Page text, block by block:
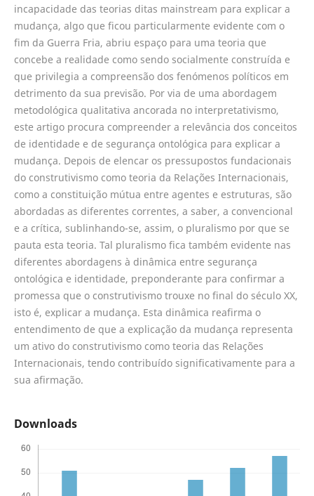
incapacidade das teorias ditas mainstream para explicar a
mudança, algo que ficou particularmente evidente com o
fim da Guerra Fria, abriu espaço para uma teoria que
concebe a realidade como sendo socialmente construída e
que privilegia a compreensão dos fenómenos políticos em
detrimento da sua previsão. Por via de uma abordagem
metodológica qualitativa ancorada no interpretativismo,
este artigo procura compreender a relevância dos conceitos
de identidade e de segurança ontológica para explicar a
mudança. Depois de elencar os pressupostos fundacionais
do construtivismo como teoria da Relações Internacionais,
como a constituição mútua entre agentes e estruturas, são
abordadas as diferentes correntes, a saber, a convencional
e a crítica, sublinhando-se, assim, o pluralismo por que se
pauta esta teoria. Tal pluralismo fica também evidente nas
diferentes abordagens à dinâmica entre segurança
ontológica e identidade, preponderante para confirmar a
promessa que o construtivismo trouxe no final do século XX,
isto é, explicar a mudança. Esta dinâmica reafirma o
entendimento de que a explicação da mudança representa
um ativo do construtivismo como teoria das Relações
Internacionais, tendo contribuído significativamente para a
sua afirmação.
Downloads